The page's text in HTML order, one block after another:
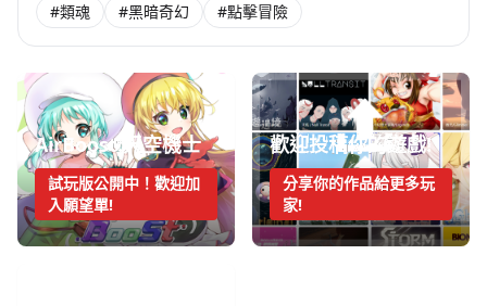
#類魂
#黑暗奇幻 #點擊冒險
AirBoost:天空機士
試玩版公開中！歡迎加
入願望單!
歡迎投稿你的遊戲!
分享你的作品給更多玩
家!